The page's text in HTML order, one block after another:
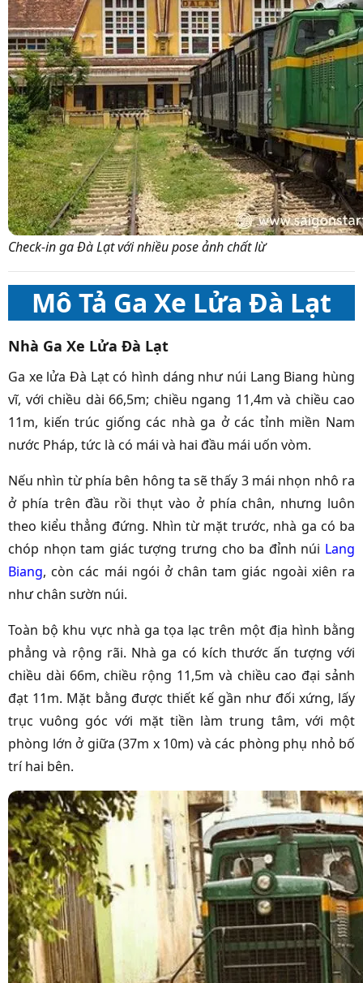
Check-in ga Đà Lạt với nhiều pose ảnh chất lừ
Mô Tả Ga Xe Lửa Đà Lạt
Nhà Ga Xe Lửa Đà Lạt
Ga xe lửa Đà Lạt có hình dáng như núi Lang Biang hùng
vĩ, với chiều dài 66,5m; chiều ngang 11,4m và chiều cao
11m, kiến trúc giống các nhà ga ở các tỉnh miền Nam
nước Pháp, tức là có mái và hai đầu mái uốn vòm.
Nếu nhìn từ phía bên hông ta sẽ thấy 3 mái nhọn nhô ra
ở phía trên đầu rồi thụt vào ở phía chân, nhưng luôn
theo kiểu thẳng đứng. Nhìn từ mặt trước, nhà ga có ba
chóp nhọn tam giác tượng trưng cho ba đỉnh núi Lang
Biang, còn các mái ngói ở chân tam giác ngoài xiên ra
như chân sườn núi.
Toàn bộ khu vực nhà ga tọa lạc trên một địa hình bằng
phẳng và rộng rãi. Nhà ga có kích thước ấn tượng với
chiều dài 66m, chiều rộng 11,5m và chiều cao đại sảnh
đạt 11m. Mặt bằng được thiết kế gần như đối xứng, lấy
trục vuông góc với mặt tiền làm trung tâm, với một
phòng lớn ở giữa (37m x 10m) và các phòng phụ nhỏ bố
trí hai bên.